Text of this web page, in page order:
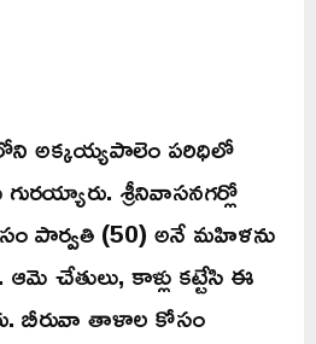
అక్కయ్యపాలెం పరిధిలో
శ్రీనివాసనగర్లో
పార్వతి (50) అనే మహిళను
చేతులు, కాళ్లు కట్టేసి ఈ
బీరువా తాళాల కోసం